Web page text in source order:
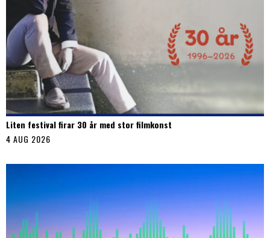
Liten festival firar 30 år med stor filmkonst
4 AUG 2026